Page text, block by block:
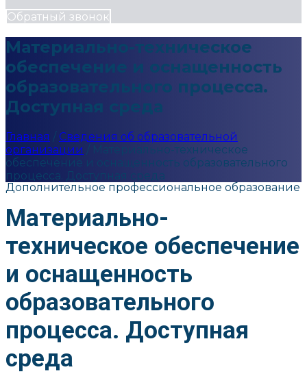
Обратный звонок
Материально-техническое
обеспечение и оснащенность
образовательного процесса.
Доступная среда
Главная / Сведения об образовательной
организации / Материально-техническое
обеспечение и оснащенность образовательного
процесса. Доступная среда
Дополнительное профессиональное образование
Материально-
техническое обеспечение
и оснащенность
образовательного
процесса. Доступная
среда